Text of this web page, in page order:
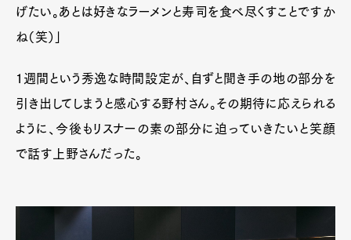
Official Columnist
About
Pen Meet
Pen international Pen tw
げたい。あとは好きなラーメンと寿司を食べ尽くすことですか
ね（笑）」
1週間という秀逸な時間設定が、自ずと聞き手の地の部分を
引き出してしまうと感心する野村さん。その期待に応えられる
ように、今後もリスナーの素の部分に迫っていきたいと笑顔
で話す上野さんだった。